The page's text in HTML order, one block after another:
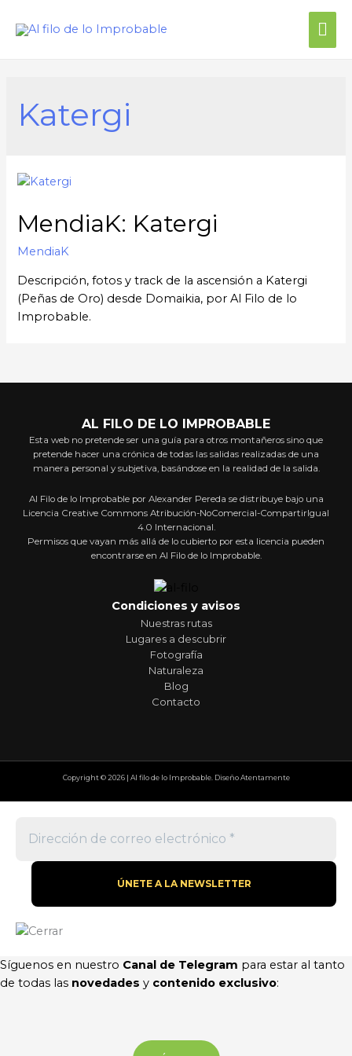
Katergi
MendiaK: Katergi
MendiaK
Descripción, fotos y track de la ascensión a Katergi
(Peñas de Oro) desde Domaikia, por Al Filo de lo
Improbable.
AL FILO DE LO IMPROBABLE
Esta web no pretende ser una guía para otros montañeros sino que
pretende hacer una crónica de todas las salidas realizadas de una
manera personal y subjetiva, basándose en la realidad de la salida.
Al Filo de lo Improbable por Alexander Pereda se distribuye bajo una
Licencia Creative Commons Atribución-NoComercial-CompartirIgual
4.0 Internacional.
Permisos que vayan más allá de lo cubierto por esta licencia pueden
encontrarse en Al Filo de lo Improbable.
Condiciones y avisos
Nuestras rutas
Lugares a descubrir
Fotografía
Naturaleza
Blog
Contacto
Copyright © 2026 | Al filo de lo Improbable. Diseño Atentamente
Síguenos en nuestro Canal de Telegram para estar al tanto
de todas las novedades y contenido exclusivo: